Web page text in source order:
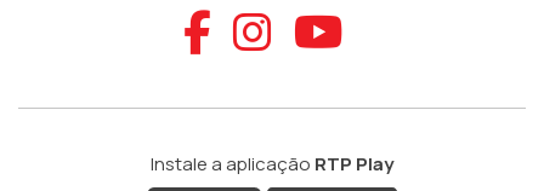
Aceder ao
Aceder ao
Aceder
Instale a aplicação RTP Play